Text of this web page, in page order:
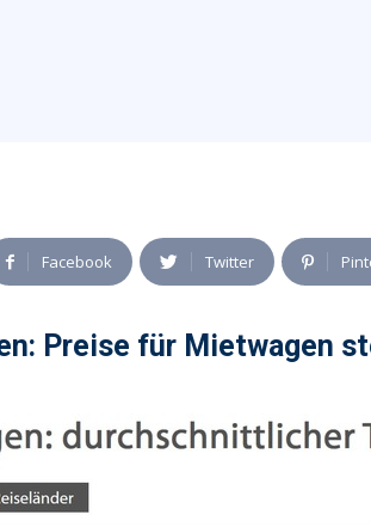
Facebook Twitter
Preise für Mietwagen